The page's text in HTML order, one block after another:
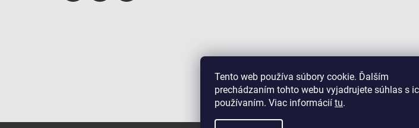
Tento web používa súbory cookie. Ďalším
prechádzaním tohto webu vyjadrujete súhlas s
používaním. Viac informácií tu.